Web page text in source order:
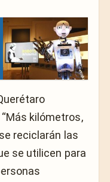
kilómetros,
reciclarán las
se utilicen para